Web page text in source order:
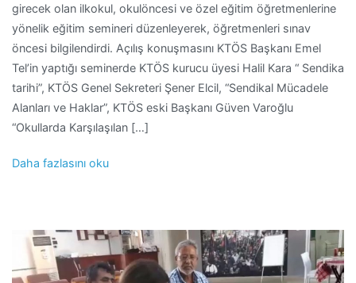
girecek olan ilkokul, okulöncesi ve özel eğitim öğretmenlerine
yönelik eğitim semineri düzenleyerek, öğretmenleri sınav
öncesi bilgilendirdi. Açılış konuşmasını KTÖS Başkanı Emel
Tel’in yaptığı seminerde KTÖS kurucu üyesi Halil Kara “ Sendika
tarihi”, KTÖS Genel Sekreteri Şener Elcil, “Sendikal Mücadele
Alanları ve Haklar”, KTÖS eski Başkanı Güven Varoğlu
“Okullarda Karşılaşılan […]
Daha fazlasını oku